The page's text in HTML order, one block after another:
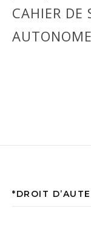
CAHIER DE
*DROIT